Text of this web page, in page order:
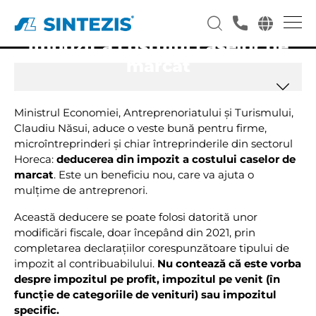
2021 aduce deducerea din
impozit a costului caselor de
Ministrul Economiei, Antreprenoriatului şi Turismului,
Claudiu Năsui, aduce o veste bună pentru firme,
microîntreprinderi și chiar întreprinderile din sectorul
Horeca: deducerea din impozit a costului caselor de
marcat. Este un beneficiu nou, care va ajuta o
mulțime de antreprenori.
Această deducere se poate folosi datorită unor
modificări fiscale, doar începând din 2021, prin
completarea declarațiilor corespunzătoare tipului de
impozit al contribuabilului. Nu contează că este vorba
despre impozitul pe profit, impozitul pe venit (în
funcție de categoriile de venituri) sau impozitul
specific.